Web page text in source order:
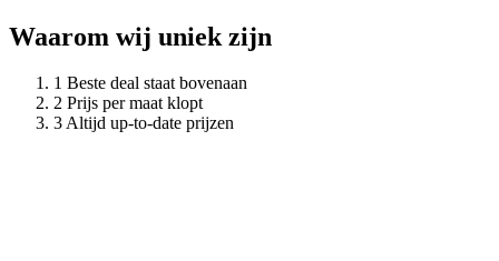
Waarom wij uniek zijn
Beste deal staat bovenaan
Prijs per maat klopt
Altijd up-to-date prijzen